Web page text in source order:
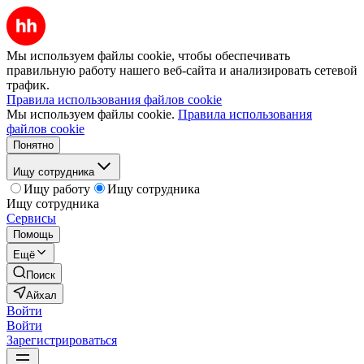
Мы используем файлы cookie, чтобы обеспечивать
правильную работу нашего веб-сайта и анализировать сетевой
трафик.
Правила использования файлов cookie
Мы используем файлы cookie. Правила использования
файлов cookie
Понятно
Ищу сотрудника
Ищу работу
Ищу сотрудника
Ищу сотрудника
Сервисы
Помощь
Ещё
Поиск
Айхал
Войти
Войти
Зарегистрироваться